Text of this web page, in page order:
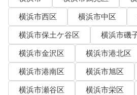
横浜市西区
横浜市中区
横浜市保土ケ谷区
横浜市磯
横浜市金沢区
横浜市港北区
横浜市港南区
横浜市旭区
横浜市瀬谷区
横浜市栄区